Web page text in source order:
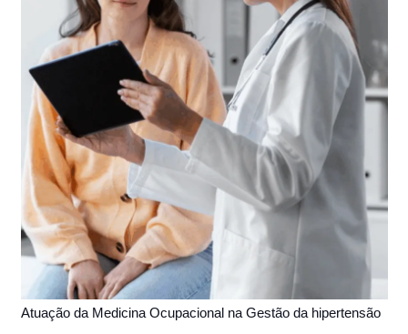
Atuação da Medicina Ocupacional na Gestão da hipertensão